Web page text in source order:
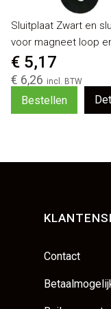
Sluitplaat Zwart en
voor magneet loop
€ 6,26
€ 5,17
Bestellen
Contact